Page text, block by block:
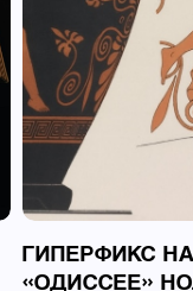
ГИПЕРФИКС
«ОДИССЕЕ»